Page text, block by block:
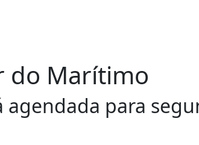
do Marítimo
para